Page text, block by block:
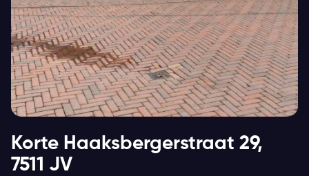
Korte Haaksbergerstraat 29,
7511 JV